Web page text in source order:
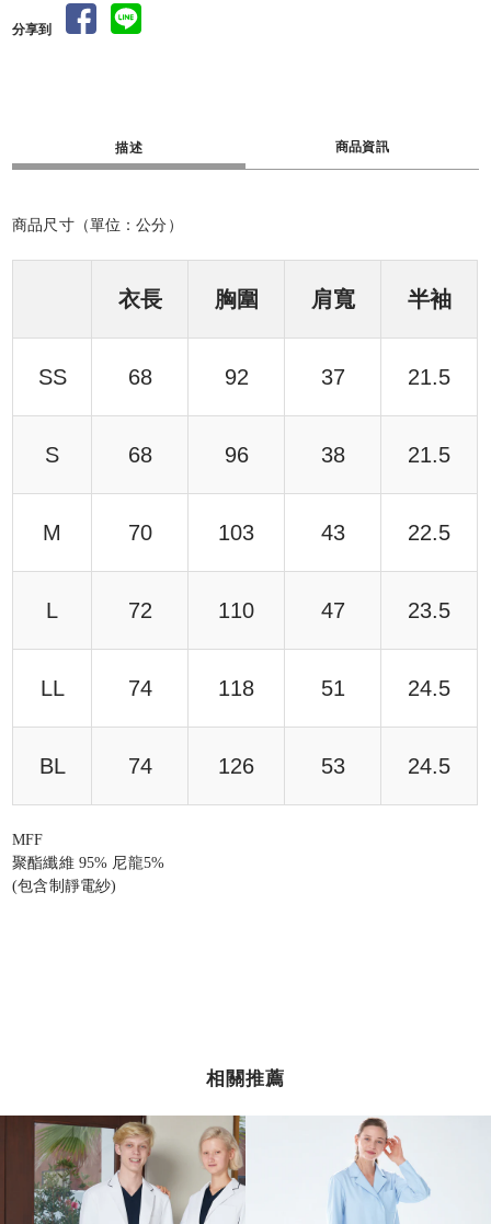
分享到
描述 商品資訊
商品尺寸（單位：公分）
衣長 胸圍 肩寬 半袖
SS 68 92 37 21.5
S 68 96 38 21.5
M 70 103 43 22.5
L 72 110 47 23.5
LL 74 118 51 24.5
BL 74 126 53 24.5
MFF
聚酯纖維 95% 尼龍5%
(包含制靜電紗)